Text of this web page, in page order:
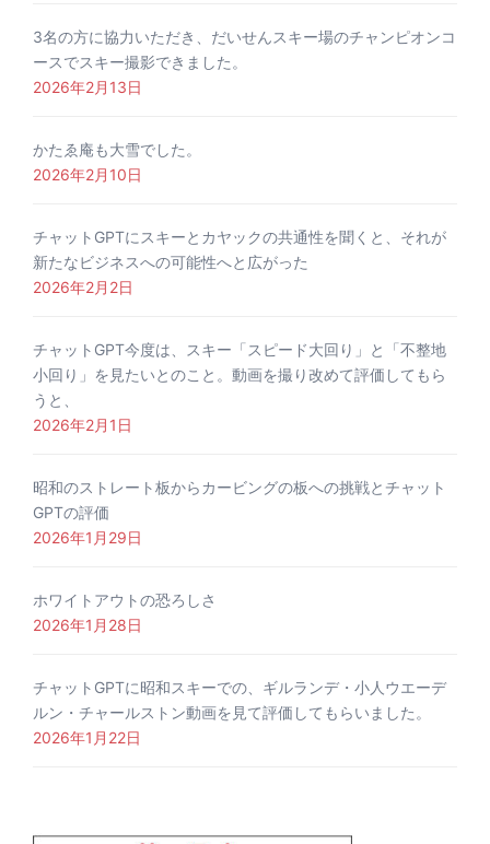
3名の方に協力いただき、だいせんスキー場のチャンピオンコ
ースでスキー撮影できました。
2026年2月13日
かたゑ庵も大雪でした。
2026年2月10日
チャットGPTにスキーとカヤックの共通性を聞くと、それが
新たなビジネスへの可能性へと広がった
2026年2月2日
チャットGPT今度は、スキー「スピード大回り」と「不整地
小回り」を見たいとのこと。動画を撮り改めて評価してもら
うと、
2026年2月1日
昭和のストレート板からカービングの板への挑戦とチャット
GPTの評価
2026年1月29日
ホワイトアウトの恐ろしさ
2026年1月28日
チャットGPTに昭和スキーでの、ギルランデ・小人ウエーデ
ルン・チャールストン動画を見て評価してもらいました。
2026年1月22日